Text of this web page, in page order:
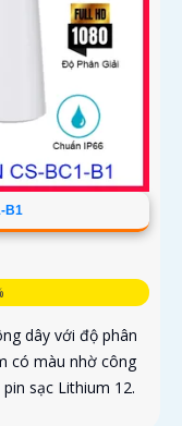
B1
dây với độ phân
có màu nhờ công
sạc Lithium 12.